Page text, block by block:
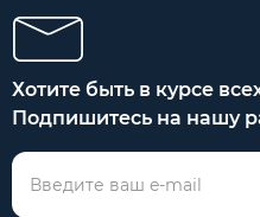
Хотите быть в курсе
Подпишитесь на нашу